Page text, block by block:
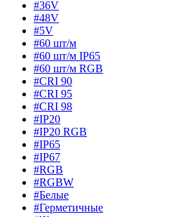
#36V
#48V
#5V
#60 шт/м
#60 шт/м IP65
#60 шт/м RGB
#CRI 90
#CRI 95
#CRI 98
#IP20
#IP20 RGB
#IP65
#IP67
#RGB
#RGBW
#Белые
#Герметичные